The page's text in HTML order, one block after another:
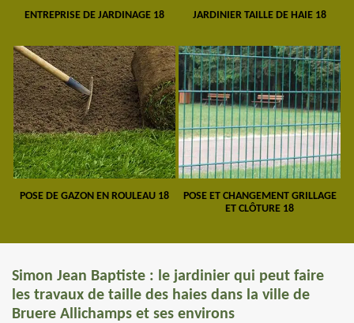
ENTREPRISE DE JARDINAGE 18 JARDINIER TAILLE DE HAIE 18
POSE DE GAZON EN ROULEAU 18
POSE ET CHANGEMENT GRILLAGE
ET CLÔTURE 18
Simon Jean Baptiste : le jardinier qui peut faire
les travaux de taille des haies dans la ville de
Bruere Allichamps et ses environs